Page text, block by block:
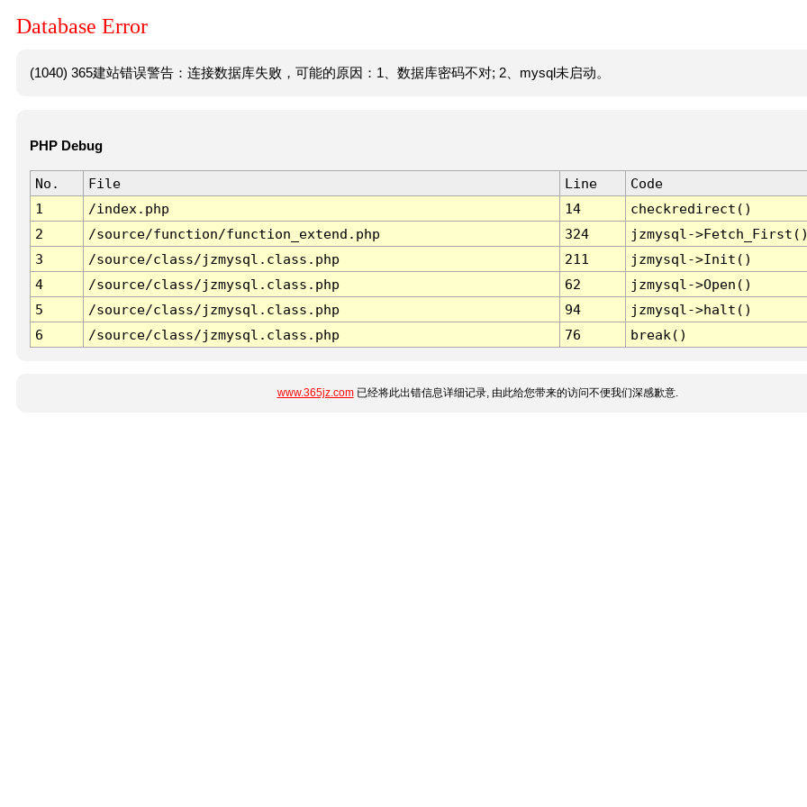
Database Error
(1040) 365建站错误警告：连接数据库失败，可能的原因：1、数据库密码不对; 2、mysql未启动。
PHP Debug
No. File Line
Code
1
/index.php 14
checkredirect()
2
/source/function/function_extend.php 324
jzmysql-
3
/source/class/jzmysql.class.php 211
jzmysql->Init()
4
/source/class/jzmysql.class.php 62
jzmysql->Open()
5
/source/class/jzmysql.class.php 94
jzmysql->halt()
6
/source/class/jzmysql.class.php 76 break()
www.365jz.com已经将此出错信息详细记录, 由此给您带来的访问不便我们深感歉意.